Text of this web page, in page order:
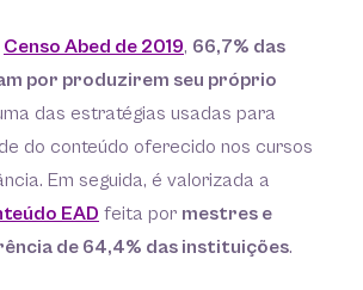
Censo Abed de 2019, 66,7% das
por produzirem seu próprio
das estratégias usadas para
do conteúdo oferecido nos cursos
Em seguida, é valorizada a
EAD feita por mestres e
de 64,4% das instituições.